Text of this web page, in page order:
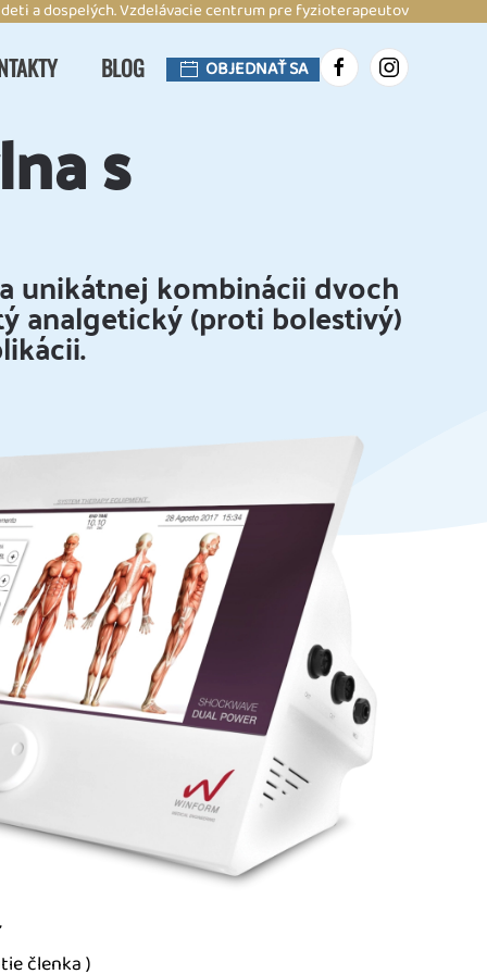
a dospelých. Vzdelávacie centrum pre fyzioterapeutov
BLOG OBJEDNAŤ SA
s
unikátnej kombinácii dvoch
analgetický (proti bolestivý)
členka )